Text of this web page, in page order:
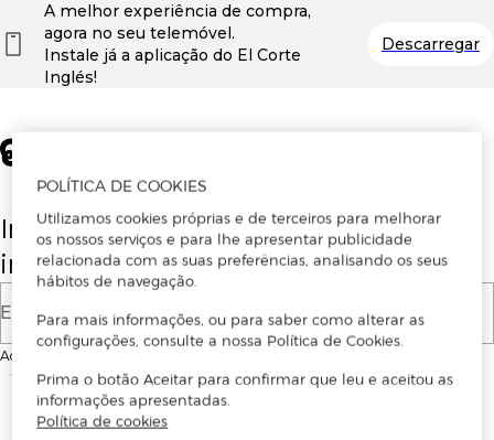
Insira o seu email para se registar ou
iniciar sessão.
E-mail
Ao continuar, aceitas as
A melhor experiência de compra,
agora no seu telemóvel.
Instale já a aplicação do El Corte
Inglés!
Descarregar
POLÍTICA DE COOKIES
Utilizamos cookies próprias e de terceiros para melhorar
os nossos serviços e para lhe apresentar publicidade
relacionada com as suas preferências, analisando os seus
hábitos de navegação.
Para mais informações, ou para saber como alterar as
configurações, consulte a nossa Política de Cookies.
Prima o botão Aceitar para confirmar que leu e aceitou as
informações apresentadas.
Política de cookies